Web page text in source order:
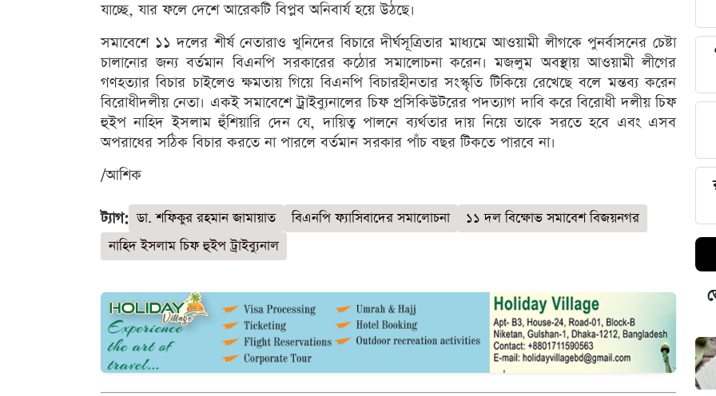
যাচ্ছে, যার ফলে দেশে আরেকটি বিপ্লব অনিবার্য হয়ে উঠছে।
সমাবেশে ১১ দলের শীর্ষ নেতারাও খুনিদের বিচারে দীর্ঘসূত্রিতার মাধ্যমে আওয়ামী লীগকে পুনর্বাসনের চেষ্টা
চালানোর জন্য বর্তমান বিএনপি সরকারের কঠোর সমালোচনা করেন। মজলুম অবস্থায় আওয়ামী লীগের
গণহত্যার বিচার চাইলেও ক্ষমতায় গিয়ে বিএনপি বিচারহীনতার সংস্কৃতি টিকিয়ে রেখেছে বলে মন্তব্য করেন
বিরোধীদলীয় নেতা। একই সমাবেশে ট্রাইব্যুনালের চিফ প্রসিকিউটরের পদত্যাগ দাবি করে বিরোধী দলীয় চিফ
হুইপ নাহিদ ইসলাম হুঁশিয়ারি দেন যে, দায়িত্ব পালনে ব্যর্থতার দায় নিয়ে তাকে সরতে হবে এবং এসব
অপরাধের সঠিক বিচার করতে না পারলে বর্তমান সরকার পাঁচ বছর টিকতে পারবে না।
/আশিক
ট্যাগ: ডা. শফিকুর রহমান জামায়াত বিএনপি ফ্যাসিবাদের সমালোচনা
১১ দল বিক্ষোভ সমাবেশ বিজয়নগর
নাহিদ ইসলাম চিফ হুইপ ট্রাইব্যুনাল